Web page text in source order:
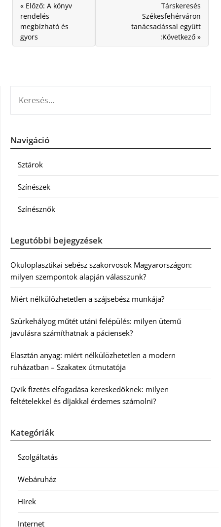
« Előző: A könyv
rendelés
megbízható és
gyors
Társkeresés
Székesfehérváron
tanácsadással együtt
:Következő »
Navigáció
Sztárok
Színészek
Színésznők
Legutóbbi bejegyzések
Okuloplasztikai sebész szakorvosok Magyarországon:
milyen szempontok alapján válasszunk?
Miért nélkülözhetetlen a szájsebész munkája?
Szürkehályog műtét utáni felépülés: milyen ütemű
javulásra számíthatnak a páciensek?
Elasztán anyag: miért nélkülözhetetlen a modern
ruházatban – Szakatex útmutatója
Qvik fizetés elfogadása kereskedőknek: milyen
feltételekkel és díjakkal érdemes számolni?
Kategóriák
Szolgáltatás
Webáruház
Hírek
Internet